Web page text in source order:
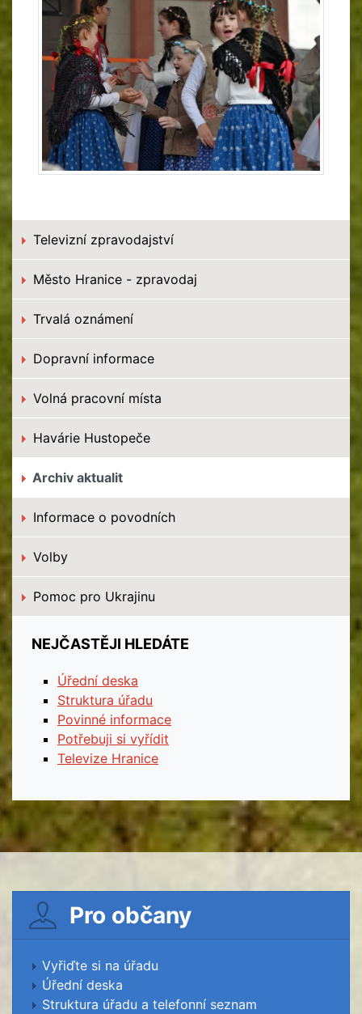
Televizní zpravodajství
Město Hranice - zpravodaj
Trvalá oznámení
Dopravní informace
Volná pracovní místa
Havárie Hustopeče
Archiv aktualit
Informace o povodních
Volby
Pomoc pro Ukrajinu
NEJČASTĚJI HLEDÁTE
Úřední deska
Struktura úřadu
Povinné informace
Potřebuji si vyřídit
Televize Hranice
Pro občany
Vyřiďte si na úřadu
Úřední deska
Struktura úřadu a telefonní seznam